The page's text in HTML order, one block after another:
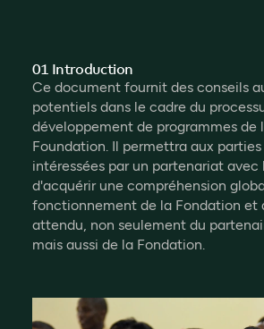
01 Introduction
Ce document fournit des conseils
potentiels dans le cadre du
développement de programmes de
Foundation. Il permettra aux
intéressées par un partenariat avec
d'acquérir une compréhension
fonctionnement de la Fondation et
attendu, non seulement du
mais aussi de la Fondation.